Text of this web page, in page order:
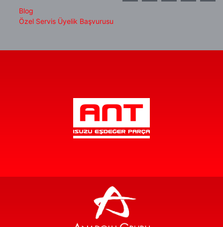
Blog
Özel Servis Üyelik Başvurusu